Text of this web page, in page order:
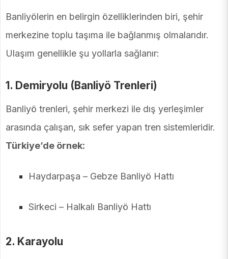
Banliyölerin en belirgin özelliklerinden biri, şehir
merkezine toplu taşıma ile bağlanmış olmalarıdır.
Ulaşım genellikle şu yollarla sağlanır:
1. Demiryolu (Banliyö Trenleri)
Banliyö trenleri, şehir merkezi ile dış yerleşimler
arasında çalışan, sık sefer yapan tren sistemleridir.
Türkiye’de örnek:
Haydarpaşa – Gebze Banliyö Hattı
Sirkeci – Halkalı Banliyö Hattı
2. Karayolu